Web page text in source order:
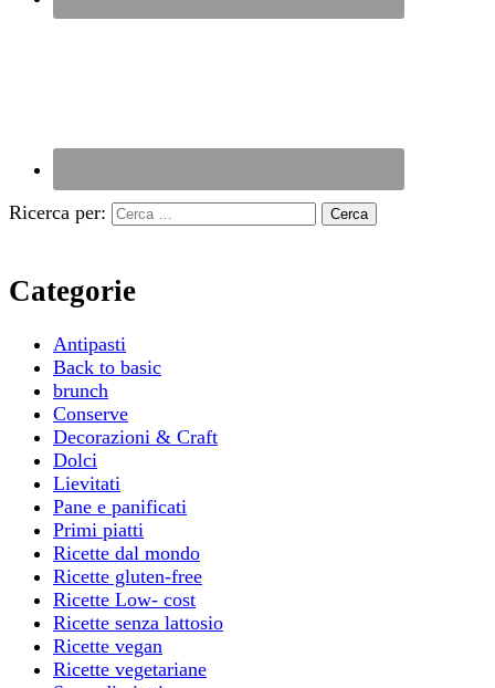
Ricerca per:
Categorie
Antipasti
Back to basic
brunch
Conserve
Decorazioni & Craft
Dolci
Lievitati
Pane e panificati
Primi piatti
Ricette dal mondo
Ricette gluten-free
Ricette Low- cost
Ricette senza lattosio
Ricette vegan
Ricette vegetariane